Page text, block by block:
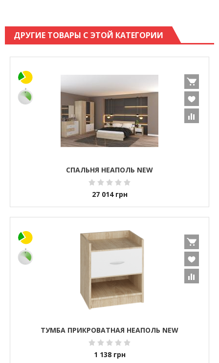
ДРУГИЕ ТОВАРЫ С ЭТОЙ КАТЕГОРИИ
СПАЛЬНЯ НЕАПОЛЬ NEW
27 014 грн
ТУМБА ПРИКРОВАТНАЯ НЕАПОЛЬ NEW
1 138 грн